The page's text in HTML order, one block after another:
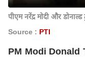
पीएम नरेंद्र मोदी और
Source : PTI
PM Modi Donald